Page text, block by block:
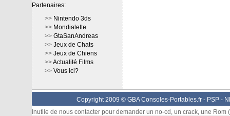
Partenaires:
>> Nintendo 3ds
>> Mondialette
>> GtaSanAndreas
>> Jeux de Chats
>> Jeux de Chiens
>>Actualité Films
>> Vous ici?
Copyright 2009 © GBA Consoles-Portables.fr - PSP-
Inutile de nous contacter pour demander un no-cd, un crack, une